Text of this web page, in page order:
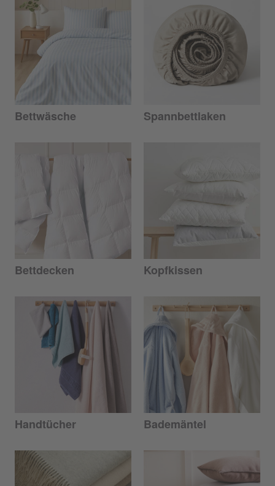
Bettwäsche Spannbettlaken
Bettdecken Kopfkissen
Handtücher Bademäntel